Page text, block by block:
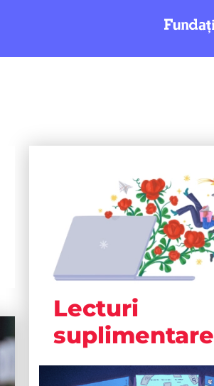
Lecturi
suplimentare